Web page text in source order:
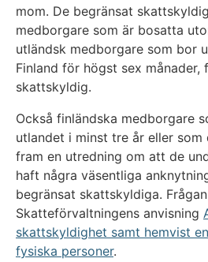
mom. De begränsat
medborgare som är bosatta
utländsk medborgare som bor
Finland för högst sex månader,
skattskyldig.
Också finländska medborgare
utlandet i minst tre år eller som
fram en utredning om att de
haft några väsentliga
begränsat skattskyldiga.
Skatteförvaltningens anvisning
skattskyldighet samt hemvist
fysiska personer.